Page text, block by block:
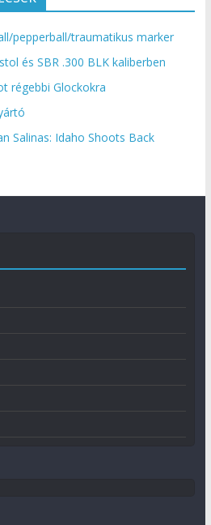
pepperball/traumatikus marker
és SBR .300 BLK kaliberben
régebbi Glockokra
Salinas: Idaho Shoots Back